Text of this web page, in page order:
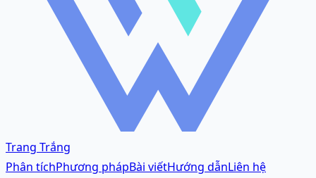
Trang Trắng
Phân tíchPhương phápBài viếtHướng dẫnLiên hệ